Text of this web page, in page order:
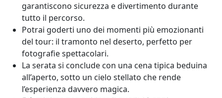
garantiscono sicurezza e divertimento durante
tutto il percorso.
Potrai goderti uno dei momenti più emozionanti
del tour: il tramonto nel deserto, perfetto per
fotografie spettacolari.
La serata si conclude con una cena tipica beduina
all’aperto, sotto un cielo stellato che rende
l’esperienza davvero magica.